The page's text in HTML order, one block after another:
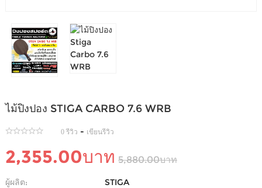
ไม้ปิงปอง STIGA CARBO 7.6 WRB
0 รีวิว - เขียนรีวิว
2,355.00บาท 5,880.00บาท
ผู้ผลิต:
STIGA